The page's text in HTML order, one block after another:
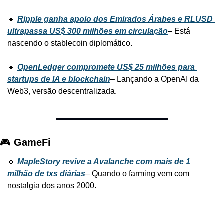
🔹 Ripple ganha apoio dos Emirados Árabes e RLUSD
ultrapassa US$ 300 milhões em circulação– Está
nascendo o stablecoin diplomático.
🔹 OpenLedger compromete US$ 25 milhões para
startups de IA e blockchain– Lançando a OpenAI da
Web3, versão descentralizada.
🎮 GameFi
🔹 MapleStory revive a Avalanche com mais de 1
milhão de txs diárias– Quando o farming vem com
nostalgia dos anos 2000.